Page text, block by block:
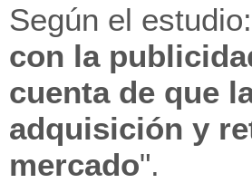
Según el
con la
cuenta de que
adquisición y
mercado".